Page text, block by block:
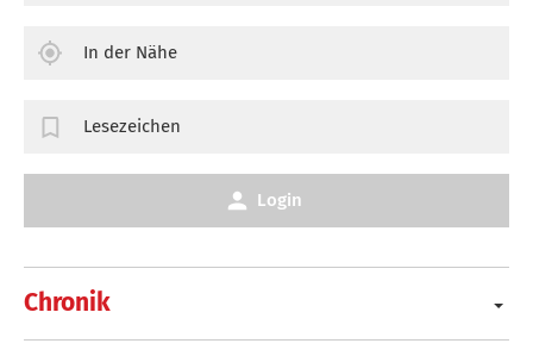
Chronik
In der Nähe
Lesezeichen
Login